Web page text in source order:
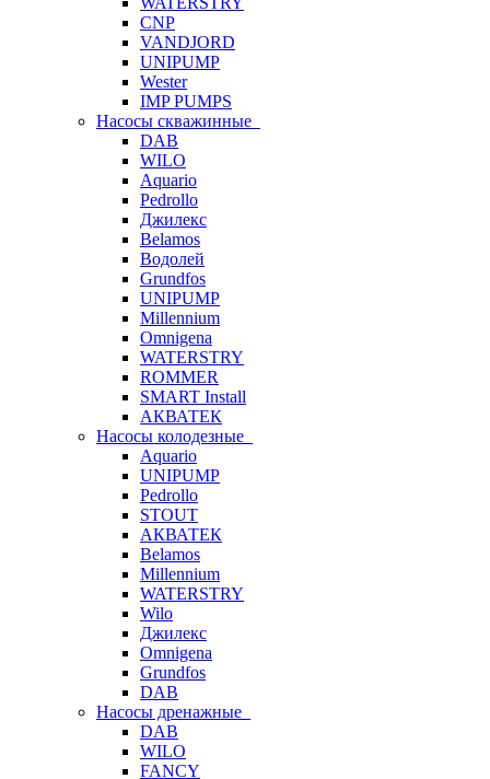
CNP
VANDJORD
UNIPUMP
Wester
IMP PUMPS
Насосы скважинные
DAB
WILO
Aquario
Pedrollo
Джилекс
Belamos
Водолей
Grundfos
UNIPUMP
Millennium
Omnigena
WATERSTRY
ROMMER
SMART Install
АКВАТЕК
Насосы колодезные
Aquario
UNIPUMP
Pedrollo
STOUT
АКВАТЕК
Belamos
Millennium
WATERSTRY
Wilo
Джилекс
Omnigena
Grundfos
DAB
Насосы дренажные
DAB
WILO
FANCY